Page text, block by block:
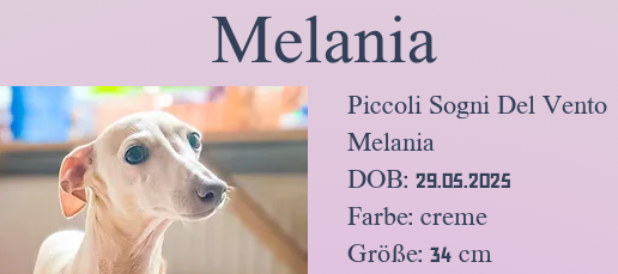
Melania
Piccoli Sogni Del Vento
Melania
DOB: 29.05.2025
Farbe: creme
Größe: 34 cm